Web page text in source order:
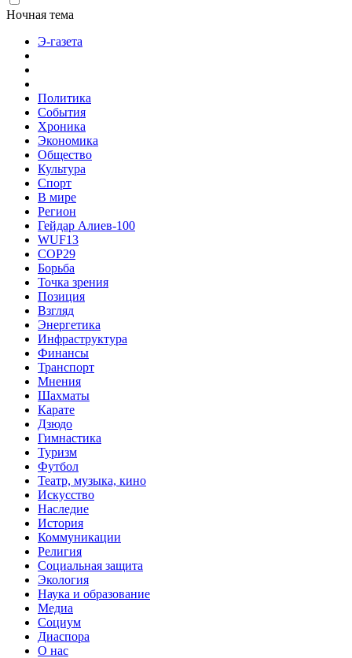
Ночная тема
Э-газета
Политика
События
Хроника
Экономика
Общество
Культура
Спорт
В мире
Регион
Гейдар Алиев-100
WUF13
COP29
Борьба
Точка зрения
Позиция
Взгляд
Энергетика
Инфраструктура
Финансы
Транспорт
Мнения
Шахматы
Карате
Дзюдо
Гимнастика
Туризм
Футбол
Театр, музыка, кино
Искусство
Наследие
История
Коммуникации
Религия
Социальная защита
Экология
Наука и образование
Медиа
Социум
Диаспора
О нас